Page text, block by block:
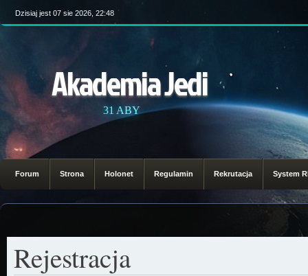
Dzisiaj jest 07 sie 2026, 22:48
Akademia Jedi
31 ABY
Forum Strona Holonet Regulamin Rekrutacja System
Rejestracja